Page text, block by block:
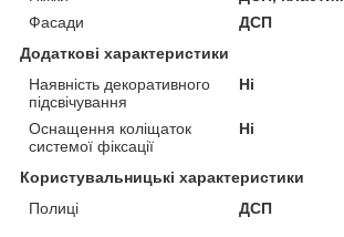
Фасади
ДСП
Додаткові характеристики
Наявність декоративного
підсвічування
Ні
Оснащення коліщаток
системої фіксації
Ні
Користувальницькі характеристики
Полиці
ДСП